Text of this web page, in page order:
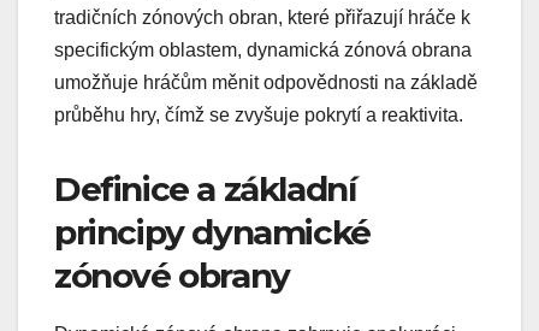
tradičních zónových obran, které přiřazují hráče k
specifickým oblastem, dynamická zónová obrana
umožňuje hráčům měnit odpovědnosti na základě
průběhu hry, čímž se zvyšuje pokrytí a reaktivita.
Definice a základní
principy dynamické
zónové obrany